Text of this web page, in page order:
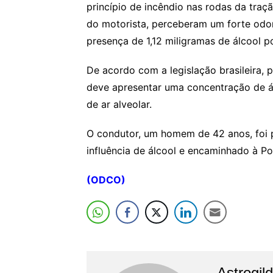
princípio de incêndio nas rodas da
do motorista, perceberam um forte
presença de 1,12 miligramas de álcool
De acordo com a legislação brasileira,
deve apresentar uma concentração de
de ar alveolar.
O condutor, um homem de 42 anos,
influência de álcool e encaminhado à
(ODCO)